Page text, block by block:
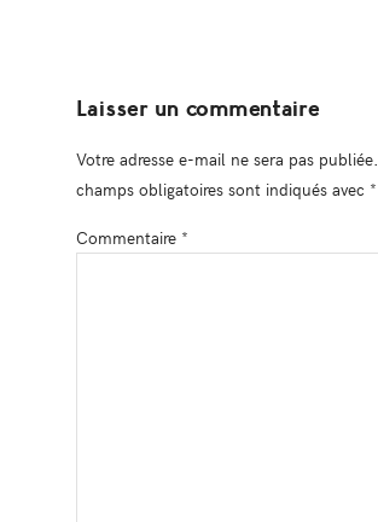
Laisser un commentaire
Votre adresse e-mail ne sera pas publiée.
champs obligatoires sont indiqués avec *
Commentaire *